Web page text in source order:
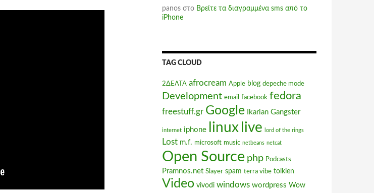
panos στο Βρείτε τα διαγραμμένα sms από το
iPhone
TAG CLOUD
2ΔΕΛΤΑ afrocream Apple blog depeche mode
Development email facebook fedora
freestuff.gr Google Ikarian Gangster
internet iphone linux live lord of the rings
Lost m.f. microsoft music netbeans netcat
Open Source php Podcasts
Pramnos.net Slayer spam terra vibe tolkien
Video vivodi windows wordpress Wow